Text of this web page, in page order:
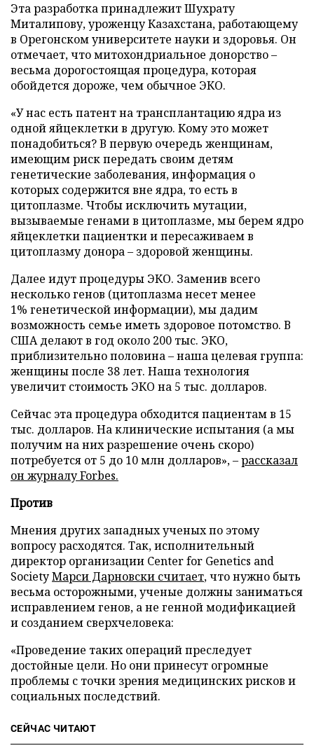
Эта разработка принадлежит Шухрату
Миталипову, уроженцу Казахстана, работающему
в Орегонском университете науки и здоровья. Он
отмечает, что митохондриальное донорство –
весьма дорогостоящая процедура, которая
обойдется дороже, чем обычное ЭКО.
«У нас есть патент на трансплантацию ядра из
одной яйцеклетки в другую. Кому это может
понадобиться? В первую очередь женщинам,
имеющим риск передать своим детям
генетические заболевания, информация о
которых содержится вне ядра, то есть в
цитоплазме. Чтобы исключить мутации,
вызываемые генами в цитоплазме, мы берем ядро
яйцеклетки пациентки и пересаживаем в
цитоплазму донора – здоровой женщины.
Далее идут процедуры ЭКО. Заменив всего
несколько генов (цитоплазма несет менее
1% генетической информации), мы дадим
возможность семье иметь здоровое потомство. В
США делают в год около 200 тыс. ЭКО,
приблизительно половина – наша целевая группа:
женщины после 38 лет. Наша технология
увеличит стоимость ЭКО на 5 тыс. долларов.
Сейчас эта процедура обходится пациентам в 15
тыс. долларов. На клинические испытания (а мы
получим на них разрешение очень скоро)
потребуется от 5 до 10 млн долларов», –рассказал
он журналу Forbes.
Против
Мнения других западных ученых по этому
вопросу расходятся. Так, исполнительный
директор организации Center for Genetics and
SocietyМарси Дарновски считает, что нужно быть
весьма осторожными, ученые должны заниматься
исправлением генов, а не генной модификацией
и созданием сверхчеловека:
«Проведение таких операций преследует
достойные цели. Но они принесут огромные
проблемы с точки зрения медицинских рисков и
социальных последствий.
СЕЙЧАС ЧИТАЮТ